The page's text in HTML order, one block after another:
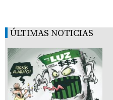
ÚLTIMAS NOTICIAS